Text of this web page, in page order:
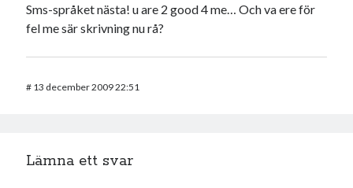
Sms-språket nästa! u are 2 good 4 me… Och va ere för
fel me sär skrivning nu rå?
# 13 december 2009 22:51
Lämna ett svar